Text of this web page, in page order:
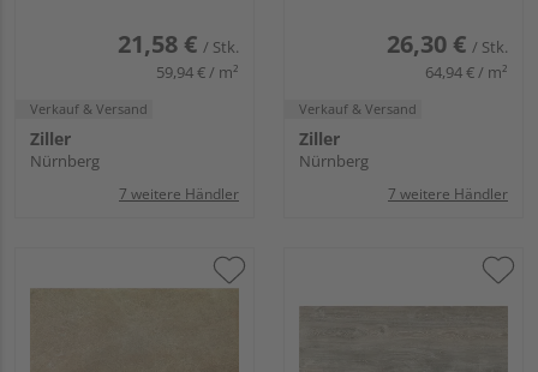
21,58 € / Stk.
59,94 € / m²
Verkauf & Versand
Ziller
Nürnberg
7 weitere Händler
26,30 € / Stk.
64,94 € / m²
Verkauf & Versand
Ziller
Nürnberg
7 weitere Händler